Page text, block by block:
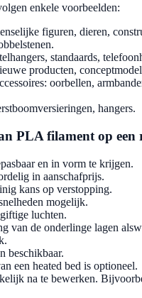
enkele voorbeelden:
figuren, dieren,
standaards,
producten,
oorbellen,
hangers.
PLA filament op een
en in vorm te krijgen.
in aanschafprijs.
kans op verstopping.
mogelijk.
luchten.
van de onderlinge lagen
beschikbaar.
een heated bed is optioneel.
na te bewerken.